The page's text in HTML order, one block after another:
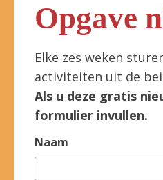
Opgave
Elke zes weken
activiteiten uit de
Als u deze gratis
formulier invullen.
Naam